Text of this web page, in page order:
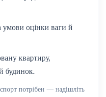
умови оцінки ваги й
квартиру,
будинок.
потрібен — надішліть